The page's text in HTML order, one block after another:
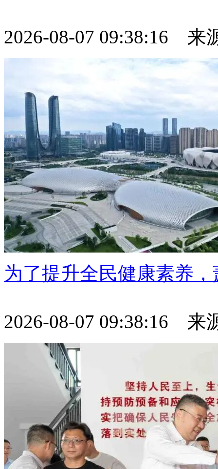
2026-08-07 09:38:16 来
为了提升全民健康素养
2026-08-07 09:38:16 来